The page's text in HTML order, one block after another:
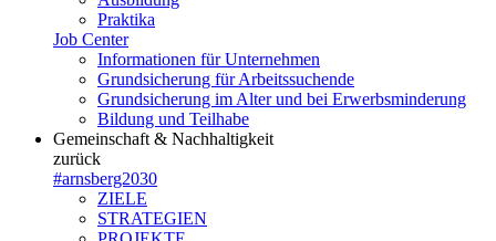
Praktika
Job Center
Informationen für Unternehmen
Grundsicherung für Arbeitssuchende
Grundsicherung im Alter und bei Erwerbsminderung
Bildung und Teilhabe
Gemeinschaft & Nachhaltigkeit
zurück
#arnsberg2030
ZIELE
STRATEGIEN